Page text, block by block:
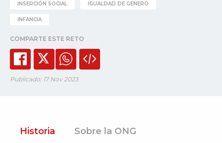
INSERCIÓN SOCIAL IGUALDAD DE GENERO
INFANCIA
COMPARTE ESTE RETO
Publicado: 17 Nov 2023
Historia Sobre la ONG